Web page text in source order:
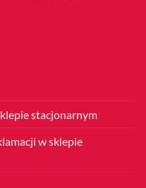
stacjonarnym
w sklepie